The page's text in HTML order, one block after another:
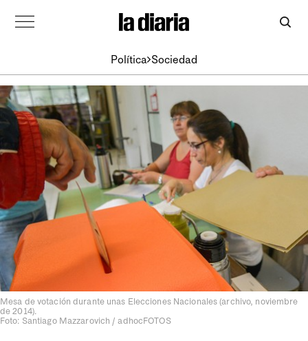
Política Sociedad
Mesa de votación durante unas Elecciones Nacionales (archivo, noviembre
de 2014).
Foto: Santiago Mazzarovich / adhocFOTOS